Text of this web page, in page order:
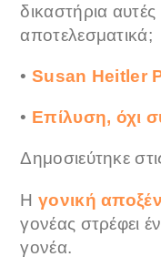
δικαστήρια
αποτελεσματικά;
•Susan Heitler
• Επίλυση, όχι
Δημοσιεύτηκε
Ηγονική
γονέας στρέφει
γονέα.